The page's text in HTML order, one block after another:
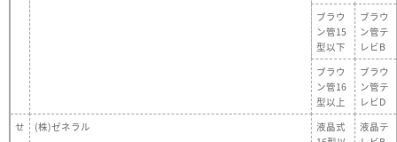
ブラウ
ン管15
型以下
ブラウ
ン管テ
レビB
ブラウ
ン管16
型以上
ブラウ
ン管テ
レビD
せ
(株)ゼネラル
液晶式
液晶テ